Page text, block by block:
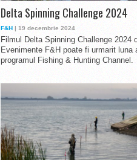
Delta Spinning Challenge 2024
F&H | 19 decembrie 2024
Filmul Delta Spinning Challenge 2024
Evenimente F&H poate fi urmarit luna
programul Fishing & Hunting Channel.